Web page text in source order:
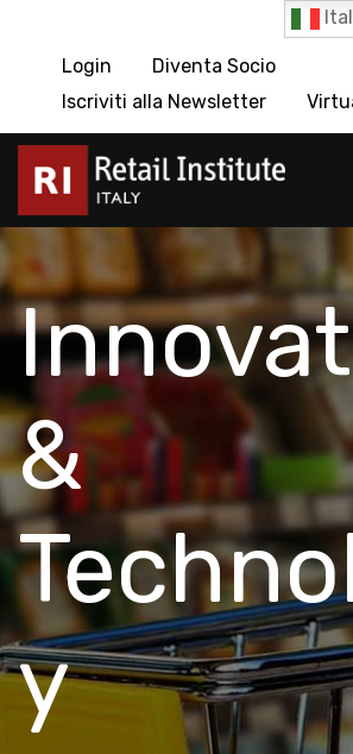
Login
Diventa Socio
Iscriviti alla Newsletter
&
y